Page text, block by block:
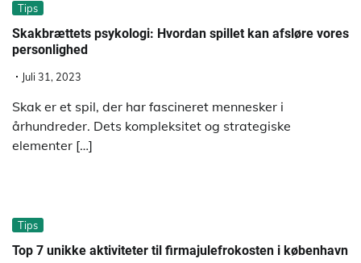
Tips
Skakbrættets psykologi: Hvordan spillet kan afsløre vores
personlighed
Juli 31, 2023
Skak er et spil, der har fascineret mennesker i
århundreder. Dets kompleksitet og strategiske
elementer […]
Tips
Top 7 unikke aktiviteter til firmajulefrokosten i københavn